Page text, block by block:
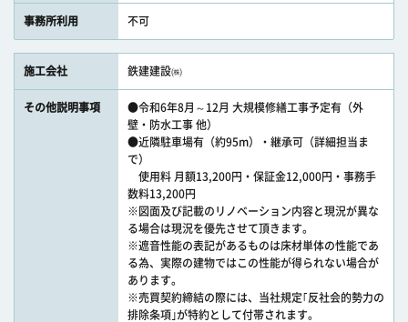
事務所利用 不可
施工会社 鉄建建設㈱
その他説明事項
●令和6年8月～12月 大規模修繕工事予定有（外
壁・防水工事 他）
●近隣駐車場有（約95m）・継承可（詳細担当ま
で）
使用料 月額13,200円・保証金12,000円・事務手
数料13,200円
※図面及び記載のリノベーション内容と現況が異な
る場合は現況を優先させて頂きます。
※遮音性能の表記があるものは床材単体の性能であ
る為、実際の建物ではこの性能が得られない場合が
あります。
※売買契約締結の際には、当社規定｢反社会的勢力の
排除条項｣が特約として付帯されます。